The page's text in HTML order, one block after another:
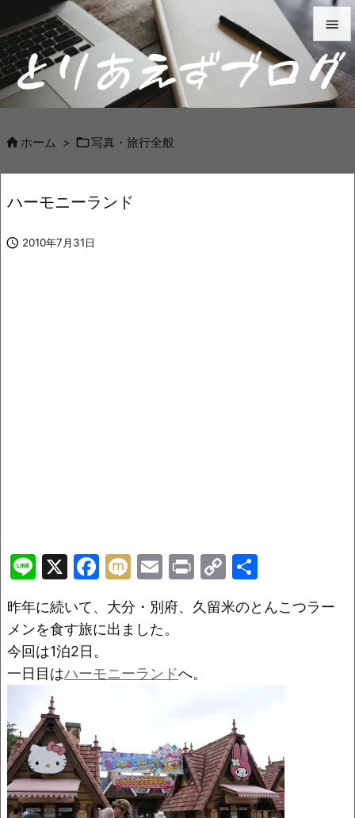


メニュ

 ホーム > 写真・旅行全般
ハーモニーランド
 2010年7月31日
Li
e
X
F
c
e
b
k
M
i
E
m
ai
l
Pr
in
t
C
o
p
k
昨年に続いて、大分・別府、久留米のとんこつラー
メンを食す旅に出ました。
今回は1泊2日。
一日目はハーモニーランドへ。